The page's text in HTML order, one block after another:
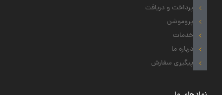
پرداخت و دریافت
پروموشن
خدمات
درباره ما
پیگیری سفارش